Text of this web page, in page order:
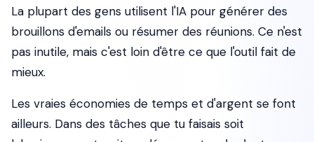
La plupart des gens utilisent l'IA pour générer des
brouillons d'emails ou résumer des réunions. Ce n'est
pas inutile, mais c'est loin d'être ce que l'outil fait de
mieux.
Les vraies économies de temps et d'argent se font
ailleurs. Dans des tâches que tu faisais soit